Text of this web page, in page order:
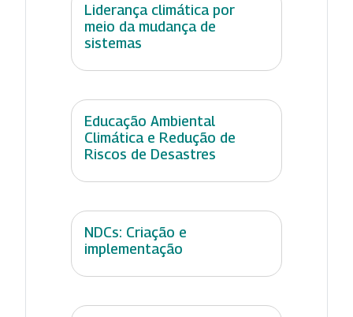
Liderança climática por
meio da mudança de
sistemas
Educação Ambiental
Climática e Redução de
Riscos de Desastres
NDCs: Criação e
implementação